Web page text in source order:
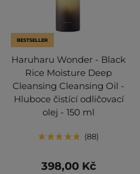
BESTSELLER
Haruharu Wonder - Black
Rice Moisture Deep
Cleansing Cleansing Oil -
Hluboce čistící odličovací
olej - 150 ml
88
398,00 Kč